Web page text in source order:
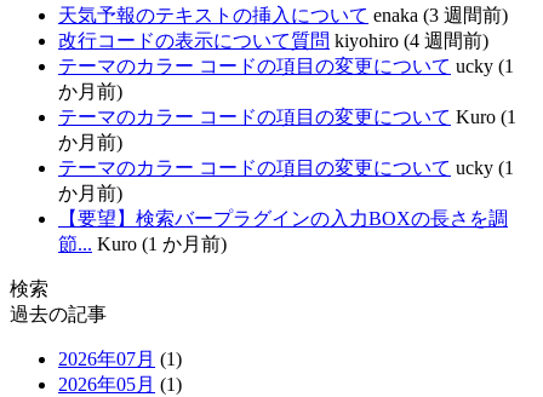
天気予報のテキストの挿入について enaka (3 週間前)
改行コードの表示について質問 kiyohiro (4 週間前)
テーマのカラー コードの項目の変更について ucky (1
か月前)
テーマのカラー コードの項目の変更について Kuro (1
か月前)
テーマのカラー コードの項目の変更について ucky (1
か月前)
【要望】検索バープラグインの入力BOXの長さを調
節... Kuro (1 か月前)
検索
過去の記事
2026年07月 (1)
2026年05月 (1)